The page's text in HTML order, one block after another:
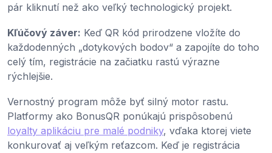
pár kliknutí než ako veľký technologický projekt.
Kľúčový záver: Keď QR kód prirodzene vložíte do
každodenných „dotykových bodov“ a zapojíte do toho
celý tím, registrácie na začiatku rastú výrazne
rýchlejšie.
Vernostný program môže byť silný motor rastu.
Platformy ako BonusQR ponúkajú prispôsobenú
loyalty aplikáciu pre malé podniky, vďaka ktorej viete
konkurovať aj veľkým reťazcom. Keď je registrácia